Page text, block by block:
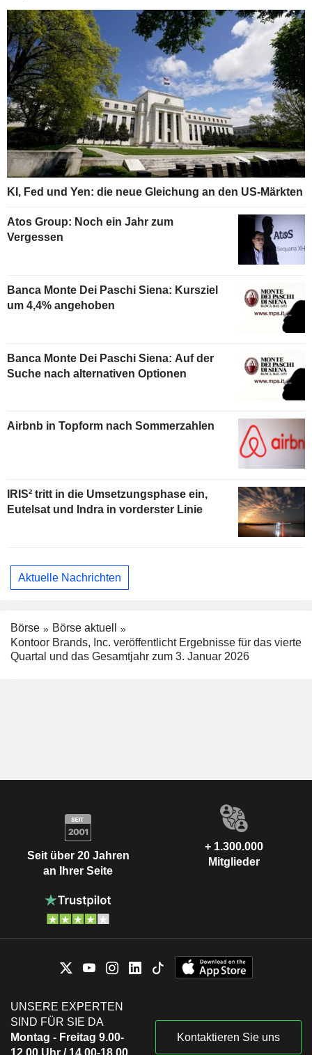
KI, Fed und Yen: die neue Gleichung an den US-Märkten
Atos Group: Noch ein Jahr zum
Vergessen
Banca Monte Dei Paschi Siena: Kursziel
um 4,4% angehoben
Banca Monte Dei Paschi Siena: Auf der
Suche nach alternativen Optionen
Airbnb in Topform nach Sommerzahlen
IRIS² tritt in die Umsetzungsphase ein,
Eutelsat und Indra in vorderster Linie
Aktuelle Nachrichten
Börse
Börse aktuell
Kontoor Brands, Inc. veröffentlicht Ergebnisse für das vierte
Quartal und das Gesamtjahr zum 3. Januar 2026
Seit über 20 Jahren
an Ihrer Seite
+ 1.300.000
Mitglieder
UNSERE EXPERTEN
SIND FÜR SIE DA
Montag - Freitag 9.00-
12.00 Uhr / 14.00-18.00
Kontaktieren Sie uns